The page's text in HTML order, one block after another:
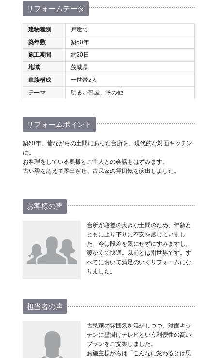
リフォームデータ
建物種別
戸建て
築年数
築50年
施工期間
約20日
地域
茨城県
家族構成
一世帯2人
テーマ
明るい部屋、その他
リフォームポイント
築50年。昔ながらの土間にあった台所を、現代的な対面キッチン
に。
お料理をしている奥様とご主人との会話もはずみます。
古い梁をあえて露出させ、古民家の雰囲気を演出しました。
お客様の声
台所が段差の大きな土間のため、年齢と
ともに上り下りに不安を感じていまし
た。今は段差を気にせずにすみますし、
暖かくて快適。以前とは別世界です。す
べてにおいて満足のいくリフォームにな
りました。
担当者の声
古民家の雰囲気を活かしつつ、対面キッ
チンに壁掛けテレビという利便性の高い
プランをご提案しました。
お施主様からは「こんなに変わるとは思